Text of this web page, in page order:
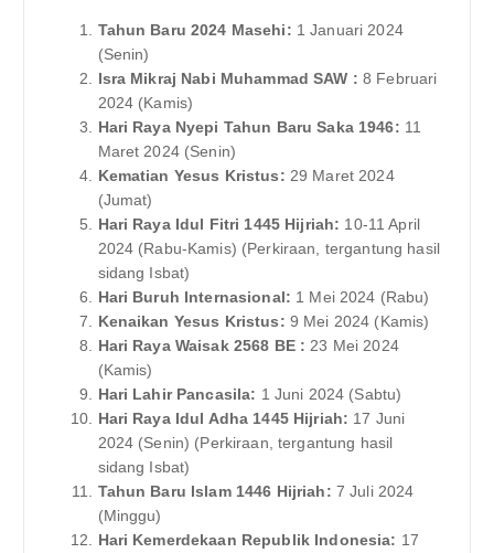
Tahun Baru 2024 Masehi: 1 Januari 2024
(Senin)
Isra Mikraj Nabi Muhammad SAW : 8 Februari
2024 (Kamis)
Hari Raya Nyepi Tahun Baru Saka 1946: 11
Maret 2024 (Senin)
Kematian Yesus Kristus: 29 Maret 2024
(Jumat)
Hari Raya Idul Fitri 1445 Hijriah: 10-11 April
2024 (Rabu-Kamis) (Perkiraan, tergantung hasil
sidang Isbat)
Hari Buruh Internasional: 1 Mei 2024 (Rabu)
Kenaikan Yesus Kristus: 9 Mei 2024 (Kamis)
Hari Raya Waisak 2568 BE : 23 Mei 2024
(Kamis)
Hari Lahir Pancasila: 1 Juni 2024 (Sabtu)
Hari Raya Idul Adha 1445 Hijriah: 17 Juni
2024 (Senin) (Perkiraan, tergantung hasil
sidang Isbat)
Tahun Baru Islam 1446 Hijriah: 7 Juli 2024
(Minggu)
Hari Kemerdekaan Republik Indonesia: 17